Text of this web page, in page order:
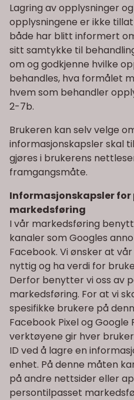
Lagring av opplysninger
opplysningene er ikke
både har blitt informert
sitt samtykke til
om og godkjenne hvilke
behandles, hva formålet
hvem som behandler
2-7b.
Brukeren kan selv velge
informasjonskapsler skal
gjøres i brukerens
framgangsmåte.
Informasjonskapsler
markedsføring
I vår markedsføring
kanaler som Googles
Facebook. Vi ønsker at
nyttig og ha verdi for
Derfor benytter vi oss av
markedsføring. For at vi
spesifikke brukere på
Facebook Pixel og Google
verktøyene gir hver
ID ved å lagre en
enhet. På denne måten
på andre nettsider eller
persontilpasset